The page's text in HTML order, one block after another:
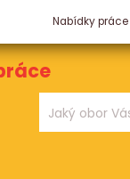
Nabídky práce